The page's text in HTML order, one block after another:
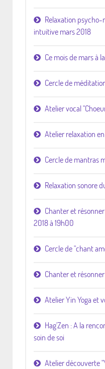
Relaxation psycho-
intuitive mars 2018
Ce mois de mars à
Cercle de
Atelier vocal
Atelier relaxation
Cercle de mantras
Relaxation sonore
Chanter et
2018 à 19h00
Cercle de "chant
Chanter et
Atelier Yin Yoga et
Hag'Zen : A la
soin de soi
Atelier découverte